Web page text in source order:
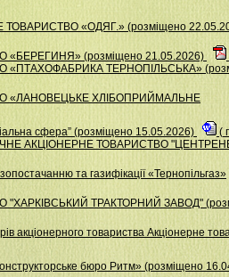
ТОВАРИСТВО «ОДЯГ.» (розміщено
«БЕРЕГИНЯ» (розміщено 21.05.2026)
«ПТАХОФАБРИКА ТЕРНОПІЛЬСЬКА»
«ЛАНОВЕЦЬКЕ ХЛІБОПРИЙМАЛЬНЕ
сфера” (розміщено 15.05.2026)
(
АКЦІОНЕРНЕ ТОВАРИСТВО
та газифікації «Тернопільгаз»
"ХАРКIВСЬКИЙ ТРАКТОРНИЙ ЗАВОД"
акціонерного товариства Акціонерне
бюро Ритм» (розміщено